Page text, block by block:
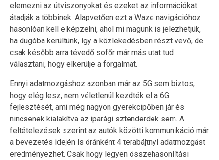
elemezni az útviszonyokat és ezeket az információkat
átadják a többinek. Alapvetően ezt a Waze navigációhoz
hasonlóan kell elképzelni, ahol mi magunk is jelezhetjük,
ha dugóba kerültünk, így a közlekedésben részt vevő, de
csak később arra tévedő sofőr már más utat tud
választani, hogy elkerülje a forgalmat.
Ennyi adatmozgáshoz azonban már az 5G sem biztos,
hogy elég lesz, nem véletlenül kezdték el a 6G
fejlesztését, ami még nagyon gyerekcipőben jár és
nincsenek kialakítva az iparági sztenderdek sem. A
feltételezések szerint az autók közötti kommunikáció már
a bevezetés idején is óránként 4 terabájtnyi adatmozgást
eredményezhet. Csak hogy legyen összehasonlítási